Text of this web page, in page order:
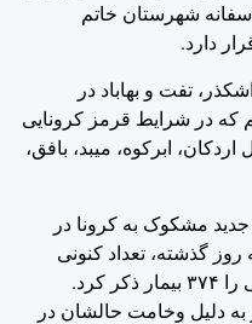
شهرستان خاتم
دارد.
تفت و بهاباد در
که در شرایط قرمز کرونایی
ابرکوه، میبد، بافق،
به پذیرش۷۳ بیمار جدید مشکوک به کرونا در
گذشته، تعداد کنونی
کرد.
وی، از این تعداد، ۱۰۲ نفر به دلیل وخامت حالشان در